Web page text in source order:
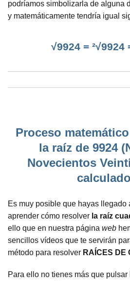
podríamos simbolizarla de alguna
y matemáticamente tendría igual
√9924 = ²√9924
Proceso
la raíz de 9924
Novecientos
Es muy posible que hayas llegado
aprender cómo resolver la raíz
ello que en nuestra página web
sencillos vídeos que te servirán
método para resolver RAÍCES DE
Para ello no tienes más que